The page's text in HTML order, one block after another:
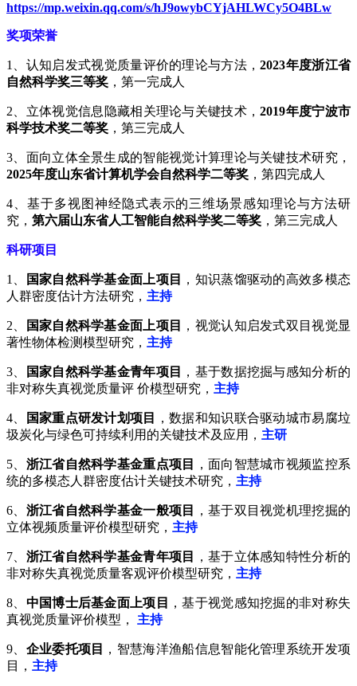
https://mp.weixin.qq.com/s/hJ9owybCYjAHLWCy5O4BLw
奖项荣誉
1、认知启发式视觉质量评价的理论与方法，2023年度浙江省
自然科学奖三等奖 ，第一完成人
2、立体视觉信息隐藏相关理论与关键技术，2019年度宁波市
科学技术奖二等奖 ，第三完成人
3、面向立体全景生成的智能视觉计算理论与关键技术研究，
2025年度山东省计算机学会自然科学二等奖 ，第四完成人
4、基于多视图神经隐式表示的三维场景感知理论与方法研
究， 第六届山东省人工智能自然科学奖二等奖 ，第三完成人
科研项目
1、 国家自然科学基金面上项目
，知识蒸馏驱动的高效多模态
人群密度估计方法研究， 主持
2、 国家自然科学基金面上项目
，视觉认知启发式双目视觉显
著性物体检测模型研究， 主持
3、 国家自然科学基金青年项目
，基于数据挖掘与感知分析的
非对称失真视觉质量评 价模型研究， 主持
4、 国家重点研发计划项目
，数据和知识联合驱动城市易腐垃
圾炭化与绿色可持续利用的关键技术及应用， 主研
5、 浙江省自然科学基金重点项目
，面向智慧城市视频监控系
统的多模态人群密度估计关键技术研究， 主持
6、 浙江省自然科学基金一般项目
，基于双目视觉机理挖掘的
立体视频质量评价模型研究， 主持
7、 浙江省自然科学基金青年项目
，基于立体感知特性分析的
非对称失真视觉质量客观评价模型研究， 主持
8、 中国博士后基金面上项目
，基于视觉感知挖掘的非对称失
真视觉质量评价模型， 主持
9、 企业委托项目
，智慧海洋渔船信息智能化管理系统开发项
目， 主持